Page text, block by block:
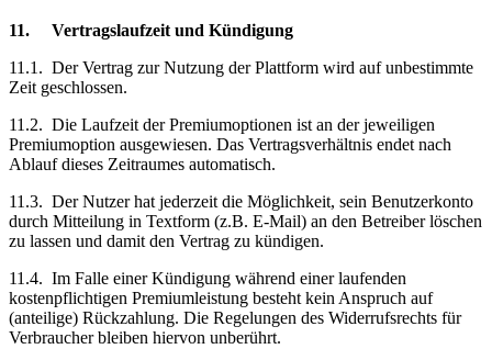
11. Vertragslaufzeitund Kündigung
11.1. Der Vertrag zur Nutzung der Plattform wird auf unbestimmte
Zeit geschlossen.
11.2. Die Laufzeit der Premiumoptionen ist an der jeweiligen
Premiumoption ausgewiesen. Das Vertragsverhältnis endet nach
Ablauf dieses Zeitraumes automatisch.
11.3. Der Nutzer hat jederzeit die Möglichkeit, sein Benutzerkonto
durch Mitteilung in Textform (z.B. E-Mail) an den Betreiber löschen
zu lassen und damit den Vertrag zu kündigen.
11.4. Im Falle einer Kündigung während einer laufenden
kostenpflichtigen Premiumleistung besteht kein Anspruch auf
(anteilige) Rückzahlung. Die Regelungen des Widerrufsrechts für
Verbraucher bleiben hiervon unberührt.